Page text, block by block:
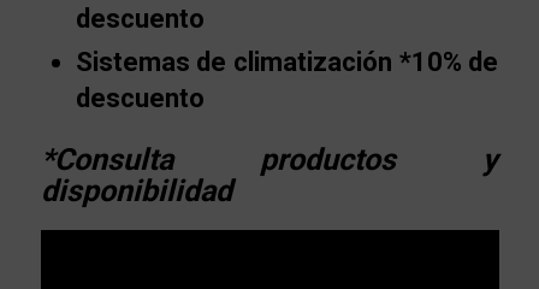
descuento
Sistemas de climatización *10% de
descuento
*Consulta productos y
disponibilidad